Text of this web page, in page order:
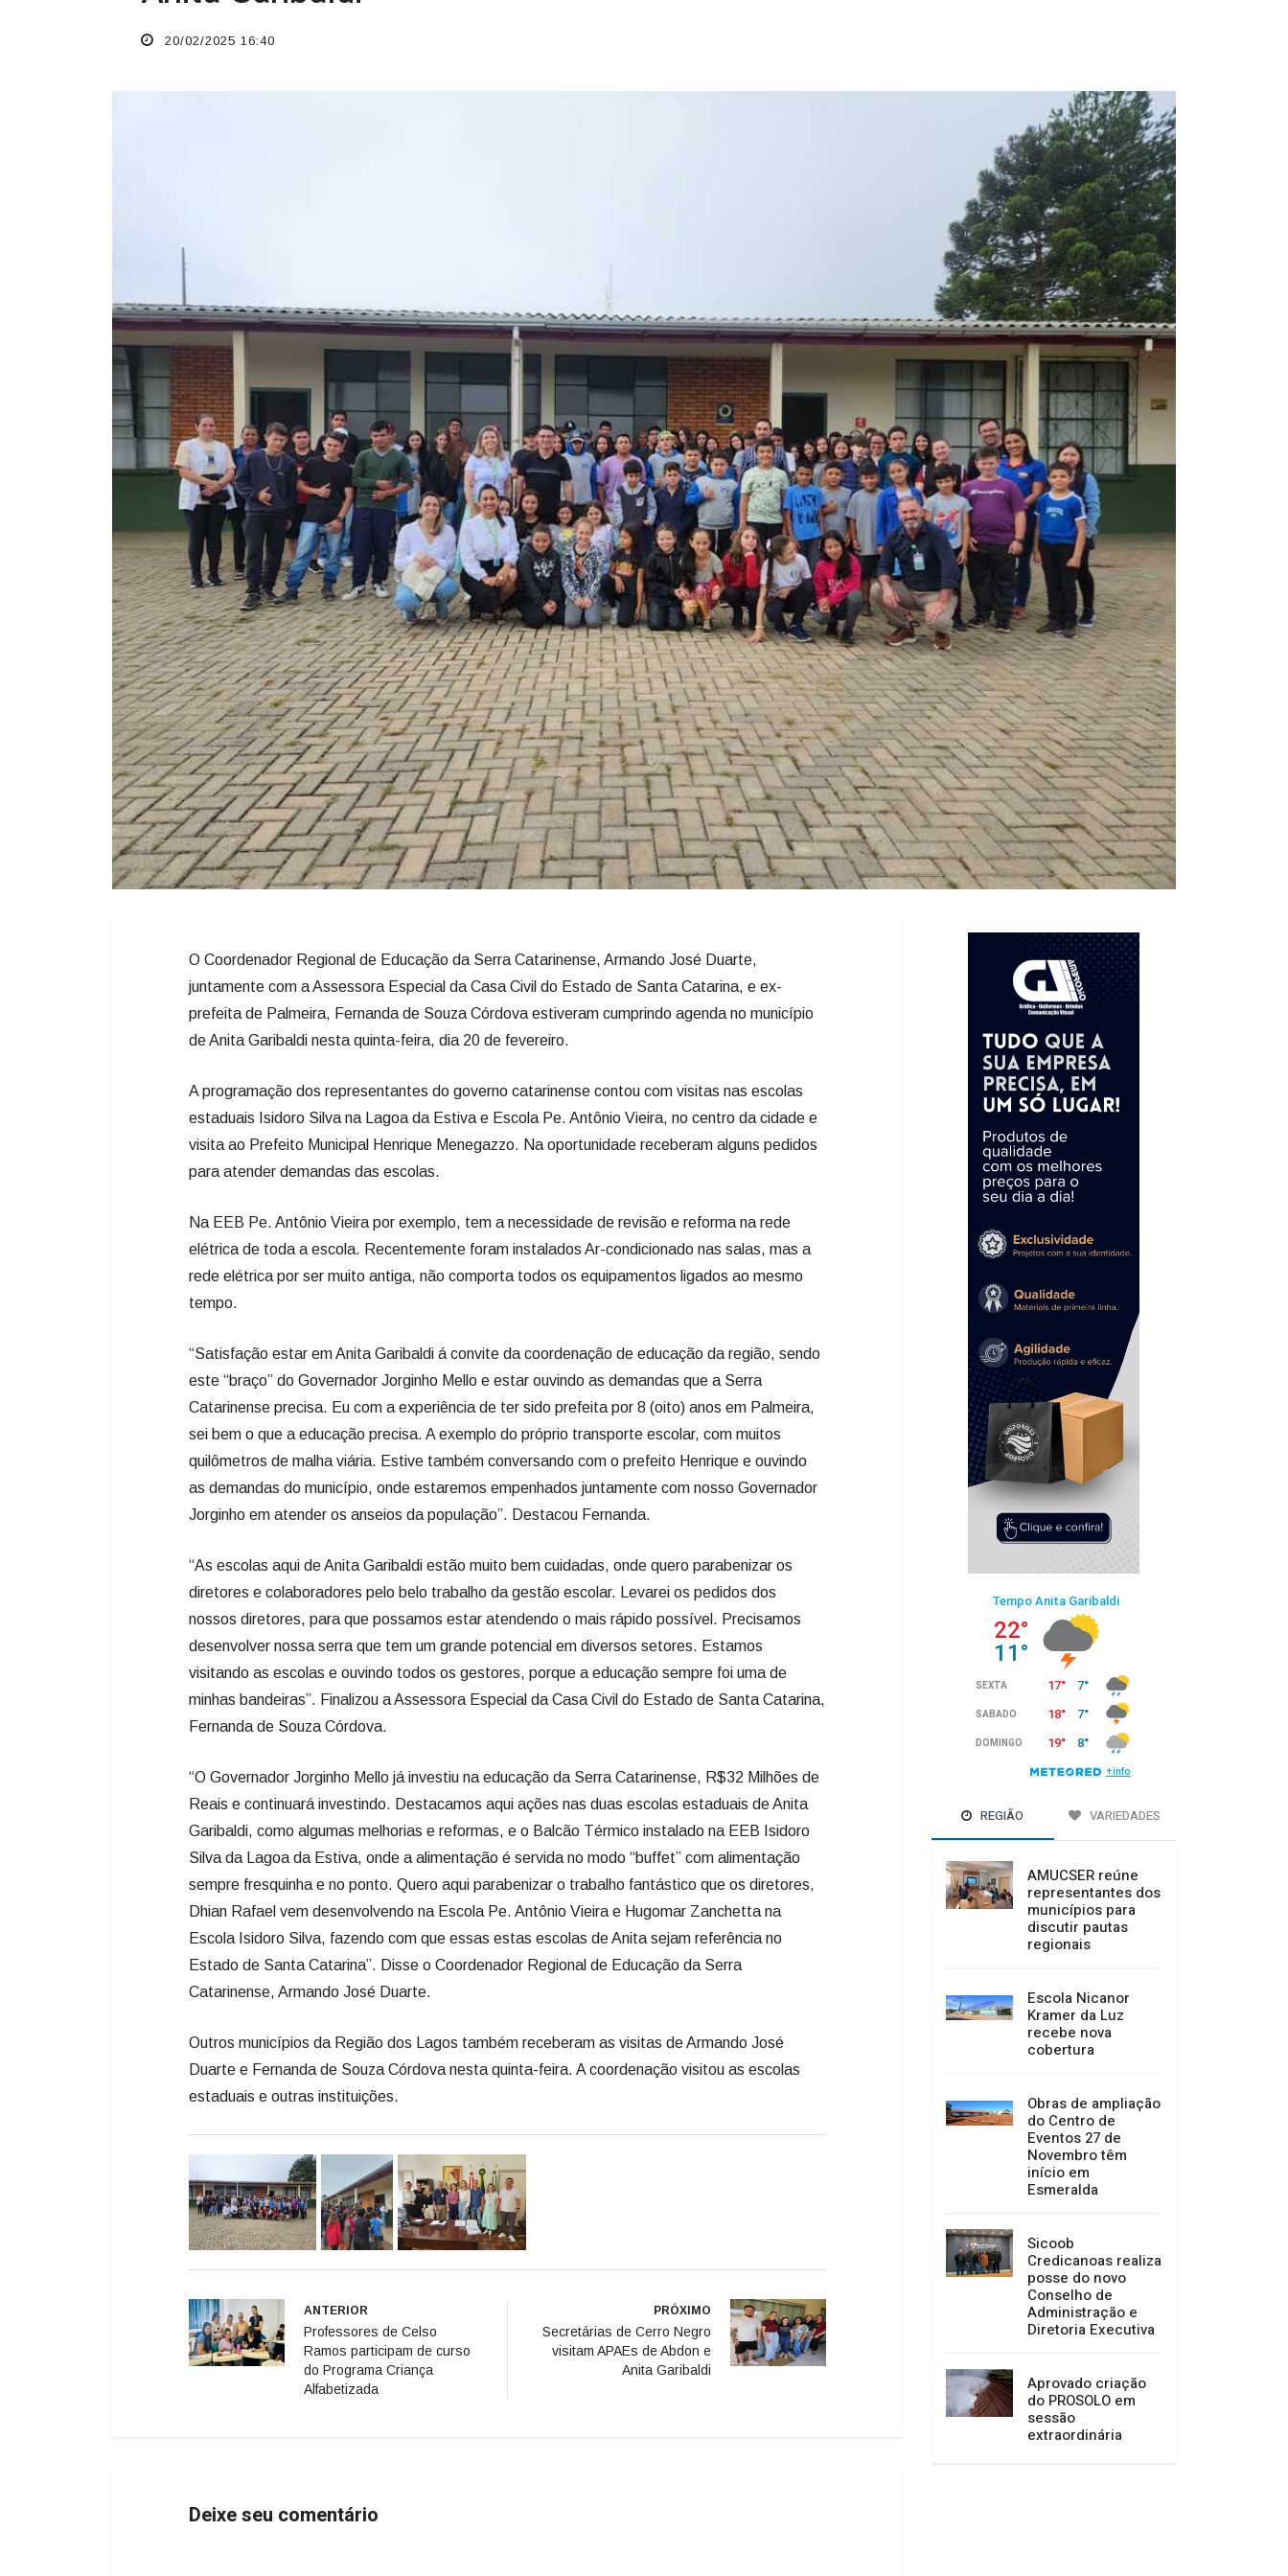
20/02/2025 16:40
O Coordenador Regional de Educação da Serra Catarinense, Armando José Duarte,
juntamente com a Assessora Especial da Casa Civil do Estado de Santa Catarina, e ex-
prefeita de Palmeira, Fernanda de Souza Córdova estiveram cumprindo agenda no município
de Anita Garibaldi nesta quinta-feira, dia 20 de fevereiro.
A programação dos representantes do governo catarinense contou com visitas nas escolas
estaduais Isidoro Silva na Lagoa da Estiva e Escola Pe. Antônio Vieira, no centro da cidade e
visita ao Prefeito Municipal Henrique Menegazzo. Na oportunidade receberam alguns pedidos
para atender demandas das escolas.
Na EEB Pe. Antônio Vieira por exemplo, tem a necessidade de revisão e reforma na rede
elétrica de toda a escola. Recentemente foram instalados Ar-condicionado nas salas, mas a
rede elétrica por ser muito antiga, não comporta todos os equipamentos ligados ao mesmo
tempo.
“Satisfação estar em Anita Garibaldi á convite da coordenação de educação da região, sendo
este “braço” do Governador Jorginho Mello e estar ouvindo as demandas que a Serra
Catarinense precisa. Eu com a experiência de ter sido prefeita por 8 (oito) anos em Palmeira,
sei bem o que a educação precisa. A exemplo do próprio transporte escolar, com muitos
quilômetros de malha viária. Estive também conversando com o prefeito Henrique e ouvindo
as demandas do município, onde estaremos empenhados juntamente com nosso Governador
Jorginho em atender os anseios da população”. Destacou Fernanda.
“As escolas aqui de Anita Garibaldi estão muito bem cuidadas, onde quero parabenizar os
diretores e colaboradores pelo belo trabalho da gestão escolar. Levarei os pedidos dos
nossos diretores, para que possamos estar atendendo o mais rápido possível. Precisamos
desenvolver nossa serra que tem um grande potencial em diversos setores. Estamos
visitando as escolas e ouvindo todos os gestores, porque a educação sempre foi uma de
minhas bandeiras”. Finalizou a Assessora Especial da Casa Civil do Estado de Santa Catarina,
Fernanda de Souza Córdova.
“O Governador Jorginho Mello já investiu na educação da Serra Catarinense, R$32 Milhões de
Reais e continuará investindo. Destacamos aqui ações nas duas escolas estaduais de Anita
Garibaldi, como algumas melhorias e reformas, e o Balcão Térmico instalado na EEB Isidoro
Silva da Lagoa da Estiva, onde a alimentação é servida no modo “buffet” com alimentação
sempre fresquinha e no ponto. Quero aqui parabenizar o trabalho fantástico que os diretores,
Dhian Rafael vem desenvolvendo na Escola Pe. Antônio Vieira e Hugomar Zanchetta na
Escola Isidoro Silva, fazendo com que essas estas escolas de Anita sejam referência no
Estado de Santa Catarina”. Disse o Coordenador Regional de Educação da Serra
Catarinense, Armando José Duarte.
Outros municípios da Região dos Lagos também receberam as visitas de Armando José
Duarte e Fernanda de Souza Córdova nesta quinta-feira. A coordenação visitou as escolas
estaduais e outras instituições.
ANTERIOR
Professores de Celso
Ramos participam de curso
do Programa Criança
Alfabetizada
PRÓXIMO
Secretárias de Cerro Negro
visitam APAEs de Abdon e
Anita Garibaldi
Deixe seu comentário
REGIÃO VARIEDADES
AMUCSER reúne
representantes dos
municípios para
discutir pautas
regionais
Escola Nicanor
Kramer da Luz
recebe nova
cobertura
Obras de ampliação
do Centro de
Eventos 27 de
Novembro têm
início em
Esmeralda
Sicoob
Credicanoas realiza
posse do novo
Conselho de
Administração e
Diretoria Executiva
Aprovado criação
do PROSOLO em
sessão
extraordinária